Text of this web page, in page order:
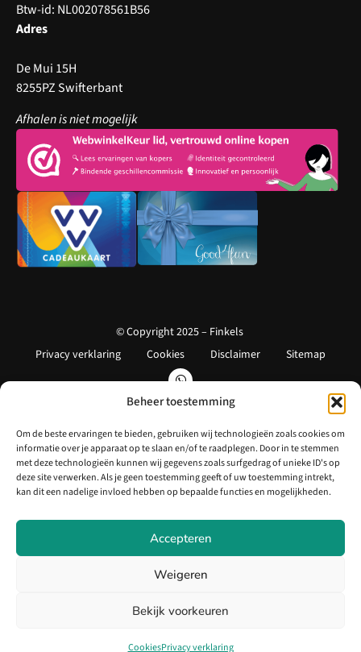
Beheer toestemming
Om de beste ervaringen te bieden, gebruiken wij technologieën zoals cookies om
informatie over je apparaat op te slaan en/of te raadplegen. Door in te stemmen
met deze technologieën kunnen wij gegevens zoals surfgedrag of unieke ID's op
deze site verwerken. Als je geen toestemming geeft of uw toestemming intrekt,
kan dit een nadelige invloed hebben op bepaalde functies en mogelijkheden.
Accepteren
Weigeren
Bekijk voorkeuren
CookiesPrivacy verklaring
Btw-id: NL002078561B56
Adres
De Mui 15H
8255PZ Swifterbant
Afhalen is niet mogelijk
© Copyright 2025 – Finkels
Privacy verklaring
Cookies Disclaimer Sitemap